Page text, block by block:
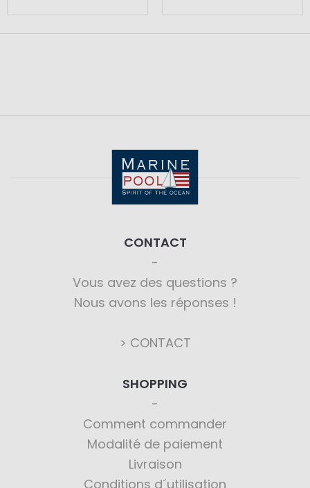
CONTACT
Vous avez des questions ?
Nous avons les réponses !
> CONTACT
SHOPPING
Comment commander
Modalité de paiement
Livraison
Conditions d´utilisation